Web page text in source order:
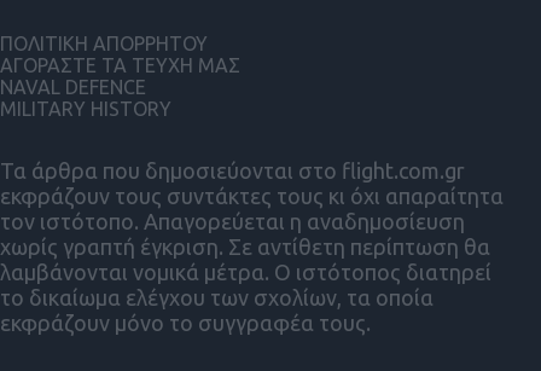
Τα άρθρα που δημοσιεύονται στο flight.com.gr
εκφράζουν τους συντάκτες τους κι όχι απαραίτητα
τον ιστότοπο. Απαγορεύεται η αναδημοσίευση
χωρίς γραπτή έγκριση. Σε αντίθετη περίπτωση θα
λαμβάνονται νομικά μέτρα. Ο ιστότοπος διατηρεί
το δικαίωμα ελέγχου των σχολίων, τα οποία
εκφράζουν μόνο το συγγραφέα τους.
ΠΟΛΙΤΙΚΗ ΑΠΟΡΡΗΤΟΥ
ΑΓΟΡΑΣΤΕ ΤΑ ΤΕΥΧΗ ΜΑΣ
NAVAL DEFENCE
MILITARY HISTORY